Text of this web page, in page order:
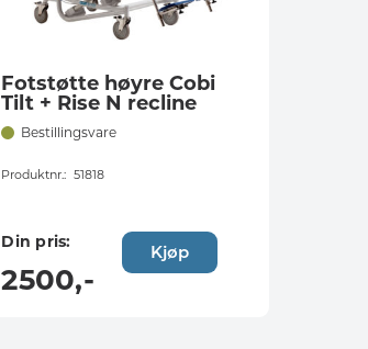
Fotstøtte høyre Cobi
Tilt + Rise N recline
Bestillingsvare
Produktnr.: 51818
Din pris:
2500,-
Kjøp